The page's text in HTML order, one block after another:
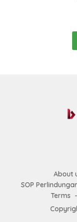
About
SOP
Terms